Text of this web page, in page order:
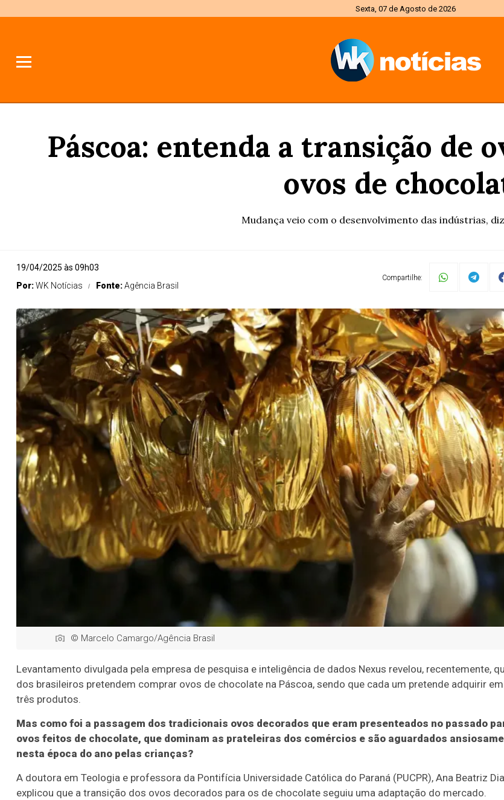
Sexta, 07 de Agosto de 2026
Páscoa: entenda a transição de
ovos de
Mudança veio com o desenvolvimento das indústrias,
19/04/2025 às 09h03
Por:WK Notícias Fonte:Agência Brasil
Compartilhe:
© Marcelo Camargo/Agência Brasil
Levantamento divulgada pela empresa de pesquisa e inteligência de dados Nexus revelou, recentemente,
dos brasileiros pretendem comprar ovos de chocolate na Páscoa, sendo que cada um pretende adquirir
três produtos.
Mas como foi a passagem dos tradicionais ovos decorados que eram presenteados no passado
ovos feitos de chocolate, que dominam as prateleiras dos comércios e são aguardados
nesta época do ano pelas crianças?
A doutora em Teologia e professora da Pontifícia Universidade Católica do Paraná (PUCPR), Ana Beatriz
explicou que a transição dos ovos decorados para os de chocolate seguiu uma adaptação do mercado.